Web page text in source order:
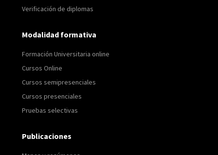
Verificación de diplomas
Modalidad formativa
Formación Universitaria online
Cursos Online
Cursos semipresenciales
Cursos presenciales
Pruebas selectivas
Publicaciones